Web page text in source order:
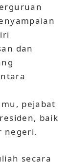
dan
pejabat
baik
negeri.
secara